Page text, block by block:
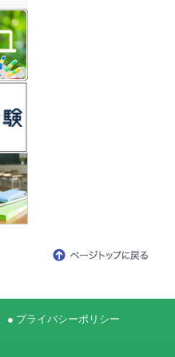
● プライバシーポリシー